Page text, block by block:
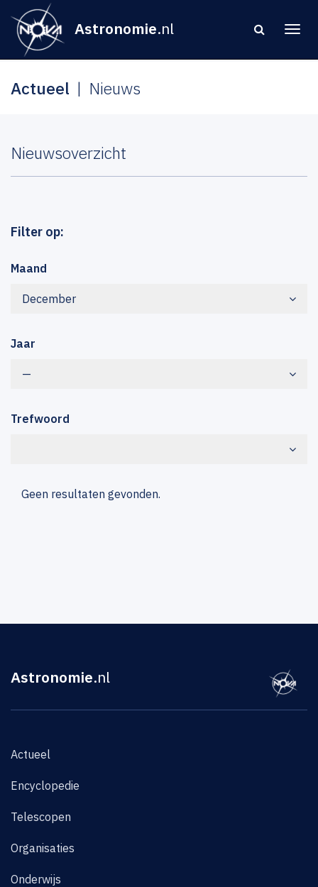
Astronomie.nl
Actueel Nieuws
Nieuwsoverzicht
Filter op:
Maand
December
Jaar
—
Trefwoord
Geen resultaten gevonden.
Astronomie.nl
Actueel
Encyclopedie
Telescopen
Organisaties
Onderwijs